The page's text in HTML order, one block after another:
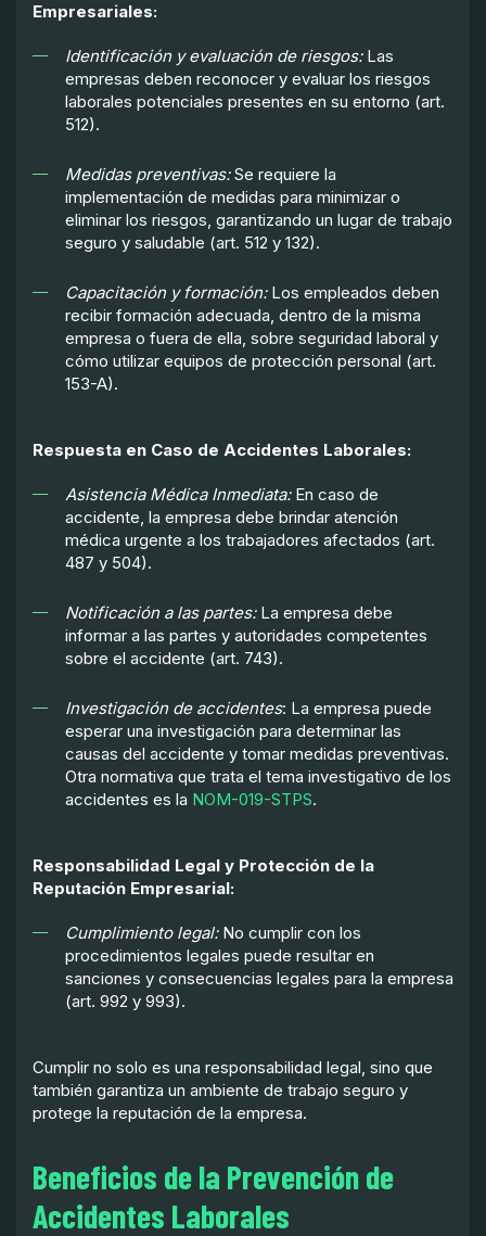
Empresariales:
Identificación y evaluación de riesgos:Las
empresas deben reconocer y evaluar los riesgos
laborales potenciales presentes en su entorno (art.
512).
Medidas preventivas:Se requiere la
implementación de medidas para minimizar o
eliminar los riesgos, garantizando un lugar de trabajo
seguro y saludable (art. 512 y 132).
Capacitación y formación:Los empleados deben
recibir formación adecuada, dentro de la misma
empresa o fuera de ella, sobre seguridad laboral y
cómo utilizar equipos de protección personal (art.
153-A).
Respuesta en Caso de Accidentes Laborales:
Asistencia Médica Inmediata:En caso de
accidente, la empresa debe brindar atención
médica urgente a los trabajadores afectados (art.
487 y 504).
Notificación a las partes:La empresa debe
informar a las partes y autoridades competentes
sobre el accidente (art. 743).
Investigación de accidentes: La empresa puede
esperar una investigación para determinar las
causas del accidente y tomar medidas preventivas.
Otra normativa que trata el tema investigativo de los
accidentes es la NOM-019-STPS.
Responsabilidad Legal y Protección de la
Reputación Empresarial:
Cumplimiento legal: No cumplir con los
procedimientos legales puede resultar en
sanciones y consecuencias legales para la empresa
(art. 992 y 993).
Cumplir no solo es una responsabilidad legal, sino que
también garantiza un ambiente de trabajo seguro y
protege la reputación de la empresa.
Beneficios de la Prevención de
Accidentes Laborales